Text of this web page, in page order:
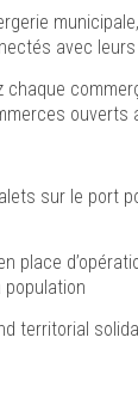
avec
chaque
sur le
place